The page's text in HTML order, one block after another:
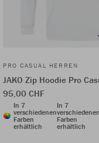
PRO CASUAL HERREN
JAKO Zip Hoodie Pro
95,00 CHF
In 7
verschiedenen
Farben
erhältlich
In 7
Farben
erhältlich